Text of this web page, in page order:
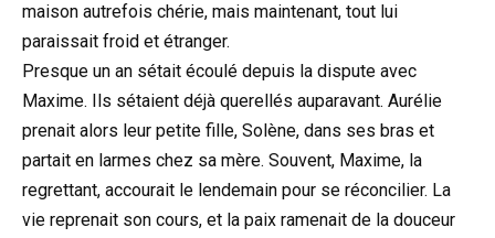
maison autrefois chérie, mais maintenant, tout lui
paraissait froid et étranger.
Presque un an sétait écoulé depuis la dispute avec
Maxime. Ils sétaient déjà querellés auparavant. Aurélie
prenait alors leur petite fille, Solène, dans ses bras et
partait en larmes chez sa mère. Souvent, Maxime, la
regrettant, accourait le lendemain pour se réconcilier. La
vie reprenait son cours, et la paix ramenait de la douceur